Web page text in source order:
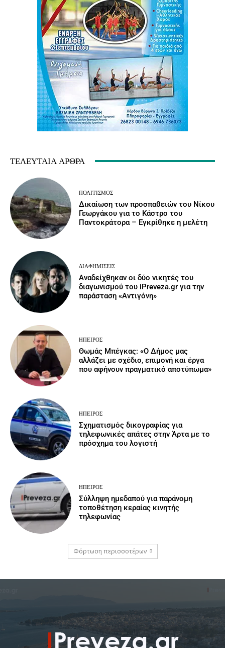
ΤΕΛΕΥΤΑΊΑ ΆΡΘΡΑ
ΠΟΛΙΤΙΣΜΌΣ
Δικαίωση των προσπαθειών του Νίκου
Γεωργάκου για το Κάστρο του
Παντοκράτορα – Εγκρίθηκε η μελέτη
ΔΙΑΦΗΜΊΣΕΙΣ
Αναδείχθηκαν οι δύο νικητές του
διαγωνισμού του iPreveza.gr για την
παράσταση «Αντιγόνη»
ΉΠΕΙΡΟΣ
Θωμάς Μπέγκας: «Ο Δήμος μας
αλλάζει με σχέδιο, επιμονή και έργα
που αφήνουν πραγματικό αποτύπωμα»
ΉΠΕΙΡΟΣ
Σχηματισμός δικογραφίας για
τηλεφωνικές απάτες στην Άρτα με το
πρόσχημα του λογιστή
ΉΠΕΙΡΟΣ
Σύλληψη ημεδαπού για παράνομη
τοποθέτηση κεραίας κινητής
τηλεφωνίας
Φόρτωση περισσοτέρων